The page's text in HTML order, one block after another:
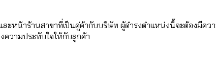
หน้าร้านสาขาที่เป็นคู่ค้ากับบริษัท ผู้ดำรงตำแหน่งนี้จะต้องมีคว
ความประทับใจให้กับลูกค้า